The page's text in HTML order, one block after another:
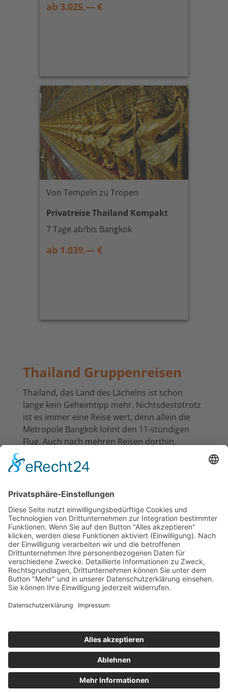
ab 3.025,— €
Von Tempeln zu Tropen
Privatreise Thailand Kompakt
7 Tage ab/bis Bangkok
ab 1.039,— €
Thailand Gruppenreisen
Thailand, das Land des Lächelns ist schon
lange kein Geheimtipp mehr. Nichtsdestotrotz
ist es immer eine Reise wert, denn allein die
Metropole Bangkok lohnt den 11-stündigen
Flug. Auch nach mehren Reisen dorthin,
Seiten dieser faszinierenden Stadt mit seinem
den bunten Märkten an jeder Ecke.
Nicht nur die Inselwelt im Süden von Thailand
lässt das Reise-Herz höher schlagen. Vor allem
die dichte Vegetation im Norden mit kleinen
Dörfern und versteckten Tempeln gehört zu
einer Rundreise nach Thailand dazu.
Kontakt Newsletter AGB Datenschutz
Cookie Einstellungen